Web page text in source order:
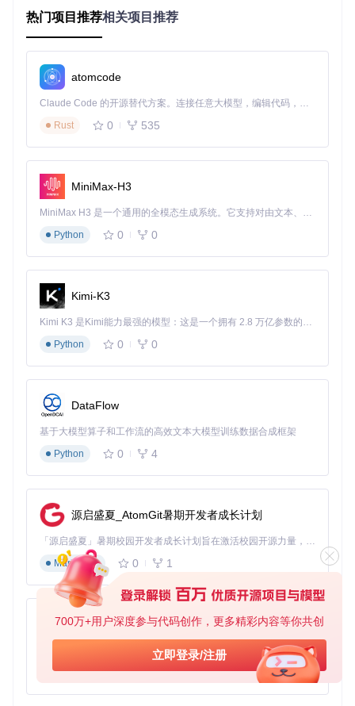
700万+用户深度参与代码创作，更多精彩内容等你共创
立即登录/注册
特征描述：通过自定义着色器实时渲染马赛克效果，遮挡区域
会随模型变形而变化
检测方法：近距离观察可见像素块动态变化，切换视角时遮挡
边缘会重新计算
推荐工具
模型遮挡型遮挡
3D游戏场景
检测方法：遮挡物有明显厚度感，可通过碰撞检测或视角移动
确认空间位置
推荐工具
osaic
价值：开源工具包的四大核心优势
性。就像专业医生不会用同一处方治疗所有疾病，用户可根据
游戏特征精准选择工具。
全版本兼容支持
覆盖Unity 5.x到2023.x全版本，同时支持Mono和IL2CPP（Un
ity的高性能原生代码转换技术）两种编译方式，确保新老游戏
轻量级性能设计
所有插件采用延迟加载和按需处理机制，运行时CPU占用低于
3%，内存占用控制在10MB以内，避免影响游戏帧率和加载速
选择：根据游戏特征匹配工具
决策指南：四步选择合适工具
确认游戏引擎版本
Unity 2019以上：可使用组合网格专项工具
热门项目推荐相关项目推荐
atomcode
Claude Code 的开源替代方案。连接任意大模型，编辑代码，运行命令，自动验证 — 全自动执行。用 Rust 构建，极致性能。 ｜ An open-source alternative to Claude Code. Connect any LLM, edit code, run commands, and verify changes — autonomously. Built in Rust for speed. Get Started
Rust
0 535
MiniMax-H3
MiniMax H3 是一个通用的全模态生成系统。它支持对由文本、图像、视频和音频组成的多模态上下文进行统一理解，并能生成分辨率高达 2K、时长可达 15 秒的带原生立体声音频的视频。得益于面向任务泛化的系统设计，H3 在预训练阶段就已具备广泛的多模态上下文理解与生成能力，能够出色地执行复杂的多模态指令。
Python
0 0
Kimi-K3
Kimi K3 是Kimi能力最强的模型：这是一个拥有 2.8 万亿参数的混合专家（MoE）模型，具备原生视觉理解能力，并支持 100 万 token 的上下文窗口。
Python
0 0
DataFlow
基于大模型算子和工作流的高效文本大模型训练数据合成框架
Python
0 4
源启盛夏_AtomGit暑期开发者成长计划
「源启盛夏」暑期校园开发者成长计划旨在激活校园开源力量，通过积分激励、认证扶持、资源倾斜等形式，引导高校组织和开发者完成「入驻 — 建项目 — 做贡献 — 获认证 — 得资源」的完整闭环。无论你是想带领社团入驻平台的组织者，还是希望用代码贡献证明自己的开发者，都能在这里找到属于你的成长路径。
Markdown
0 1
py-xiaozhi
基于Python的Xiaozhi AI，适用于想要完整Xiaozhi体验而无需拥有专用硬件的用户。
Python
0 1